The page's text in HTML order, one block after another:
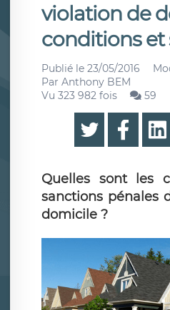
violation de
conditions et
Publié le 23/05/2016
Par Anthony BEM
Vu 323 982 fois
59
Quelles sont les
sanctions pénales
domicile ?